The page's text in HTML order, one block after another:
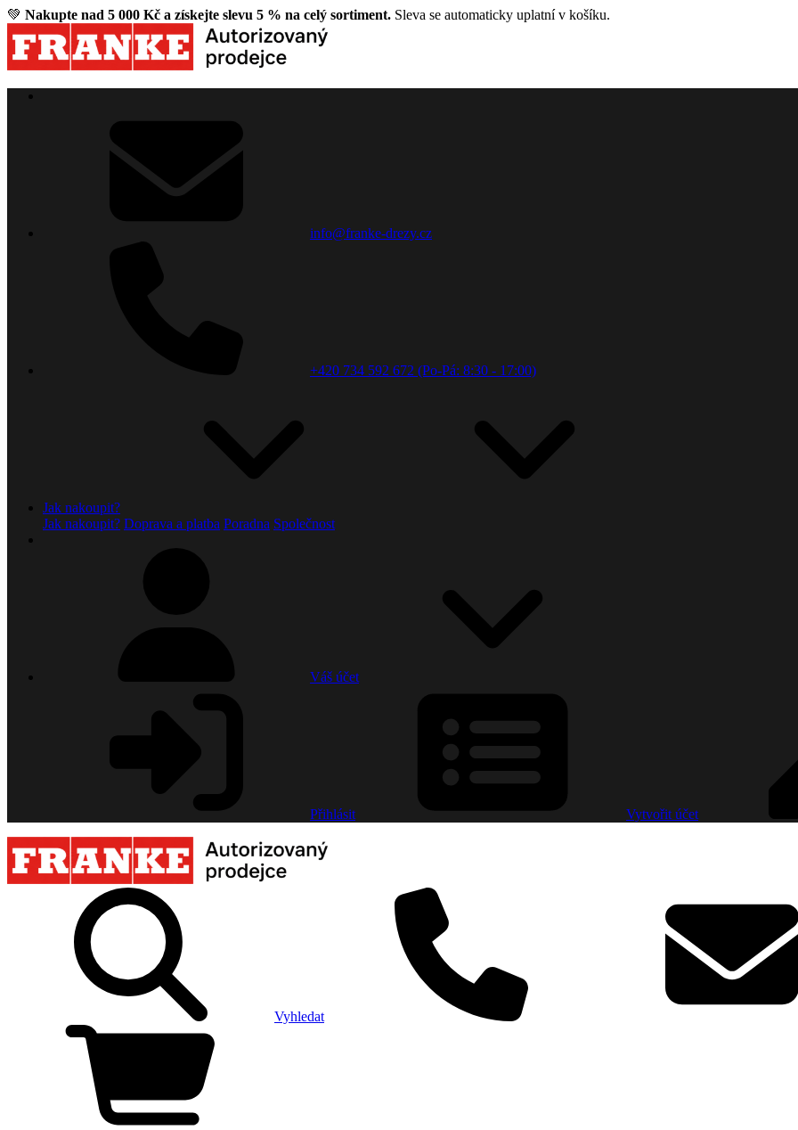
💚 Nakupte nad 5 000 Kč a získejte slevu 5 % na celý sortiment. Sleva se automaticky uplatní v košíku.
info@franke-drezy.cz
+420 734 592 672 (Po-Pá: 8:30 - 17:00)
Jak nakoupit?
Jak nakoupit? Doprava a platba Poradna Společnost
Váš účet
Přihlásit Vytvořit účet
Vyhledat